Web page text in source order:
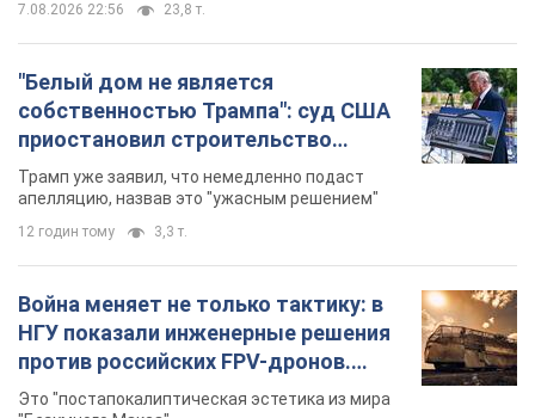
7.08.2026 22:56 23,8 т.
"Белый дом не является
собственностью Трампа": суд США
приостановил строительство
бального зала стоимостью 400 млн
долларов
Трамп уже заявил, что немедленно подаст
апелляцию, назвав это "ужасным решением"
12 годин тому 3,3 т.
Война меняет не только тактику: в
НГУ показали инженерные решения
против российских FPV-дронов.
Фото
Это "постапокалиптическая эстетика из мира